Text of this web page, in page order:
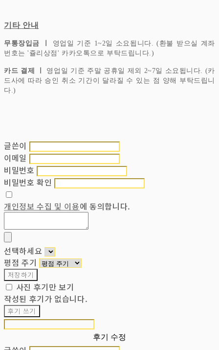
기타 안내
무통장입금 ㅣ 영업일 기준 1~2일 소요됩니다. (환불 받으실 계좌
번호는 '쥴리상점' 카카오톡으로 부탁드립니다.)
카드 결제 ㅣ 영업일 기준 주말 공휴일 제외 2~7일 소요됩니다. (카
드사에 따라 승인 취소 기간이 달라질 수 있는 점 양해 부탁드립니
다.)
글쓴이
이메일
비밀번호
비밀번호 확인
개인정보 수집 및 이용에 동의합니다.
선택하세요
평점 주기
저장하기
사진 후기만 보기
작성된 후기가 없습니다.
후기 쓰기
후기 수정